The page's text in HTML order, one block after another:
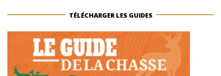
TÉLÉCHARGER LES GUIDES